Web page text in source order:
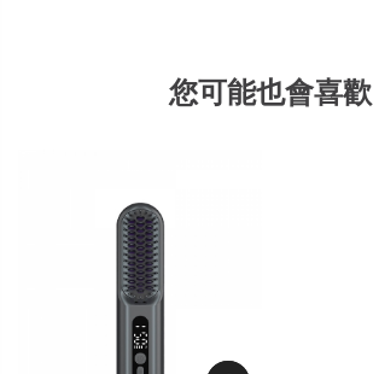
您可能也會喜歡